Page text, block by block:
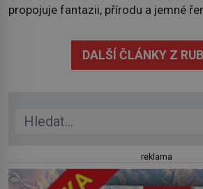
propojuje fantazii, přírodu a jemné
třicítka šperků působí hravě a
Spolupráce mezi značkou Swarovski
DALŠÍ ČLÁNKY Z
reklama